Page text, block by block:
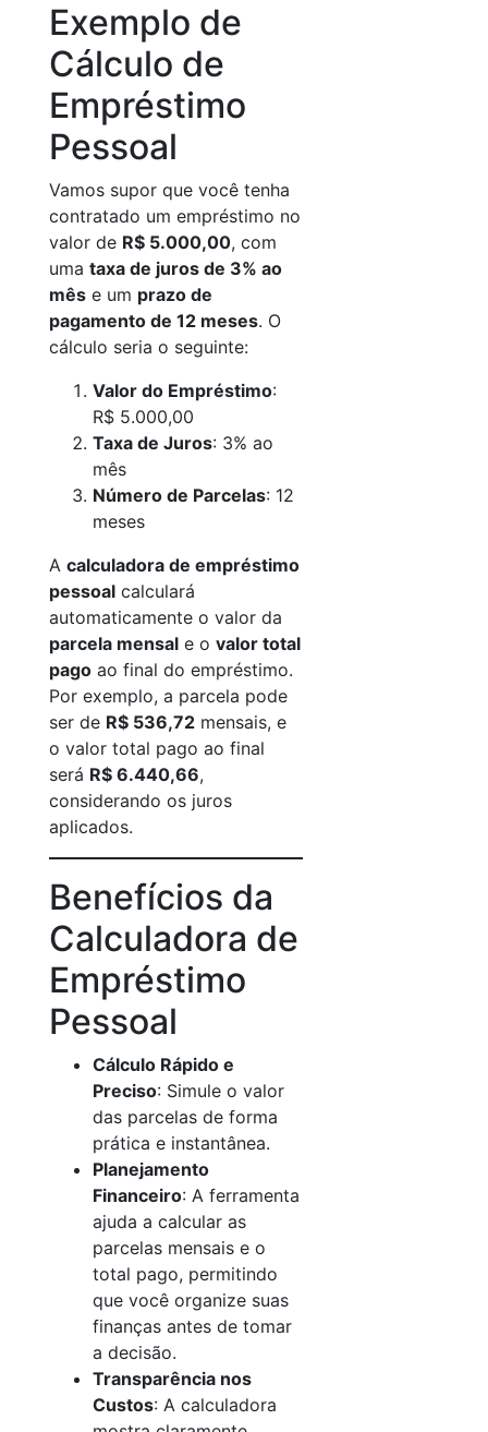
Exemplo de
Cálculo de
Empréstimo
Pessoal
Vamos supor que você tenha
contratado um empréstimo no
valor de R$ 5.000,00, com
uma taxa de juros de 3% ao
mês e um prazo de
pagamento de 12 meses. O
cálculo seria o seguinte:
Valor do Empréstimo:
R$ 5.000,00
Taxa de Juros: 3% ao
mês
Número de Parcelas: 12
meses
A calculadora de empréstimo
pessoal calculará
automaticamente o valor da
parcela mensal e o valor total
pago ao final do empréstimo.
Por exemplo, a parcela pode
ser de R$ 536,72 mensais, e
o valor total pago ao final
será R$ 6.440,66,
considerando os juros
aplicados.
Benefícios da
Calculadora de
Empréstimo
Pessoal
Cálculo Rápido e
Preciso: Simule o valor
das parcelas de forma
prática e instantânea.
Planejamento
Financeiro: A ferramenta
ajuda a calcular as
parcelas mensais e o
total pago, permitindo
que você organize suas
finanças antes de tomar
a decisão.
Transparência nos
Custos: A calculadora